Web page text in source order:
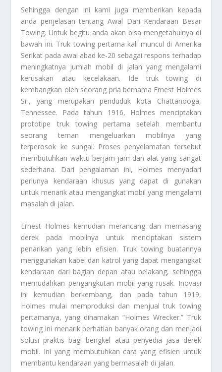
Sehingga dengan ini kami juga memberikan kepada
anda penjelasan tentang Awal Dari Kendaraan Besar
Towing. Untuk begitu anda akan bisa mengetahuinya di
bawah ini. Truk towing pertama kali muncul di Amerika
Serikat pada awal abad ke-20 sebagai respons terhadap
meningkatnya jumlah mobil di jalan yang mengalami
kerusakan atau kecelakaan. Ide truk towing di
kembangkan oleh seorang pria bernama Ernest Holmes
Sr., yang merupakan penduduk kota Chattanooga,
Tennessee. Pada tahun 1916, Holmes menciptakan
prototipe truk towing pertama setelah membantu
seorang teman mengeluarkan mobilnya yang
terperosok ke sungai. Proses penyelamatan tersebut
membutuhkan waktu berjam-jam dan alat yang sangat
sederhana. Dari pengalaman ini, Holmes menyadari
perlunya kendaraan khusus yang dapat di gunakan
untuk menarik atau mengangkat mobil yang mengalami
masalah di jalan.
Ernest Holmes kemudian merancang dan memasang
derek pada mobilnya untuk menciptakan sistem
penarikan yang lebih efisien. Truk towing buatannya
menggunakan kabel dan katrol yang dapat mengangkat
kendaraan dari bagian depan atau belakang, sehingga
memudahkan pengangkutan mobil yang rusak. Inovasi
ini kemudian berkembang, dan pada tahun 1919,
Holmes mulai memproduksi dan menjual truk towing
pertamanya, yang dinamakan “Holmes Wrecker.” Truk
towing ini menarik perhatian banyak orang dan menjadi
solusi praktis bagi bengkel atau penyedia jasa derek
mobil. Ini yang membutuhkan cara yang efisien untuk
membantu kendaraan yang bermasalah di jalan.